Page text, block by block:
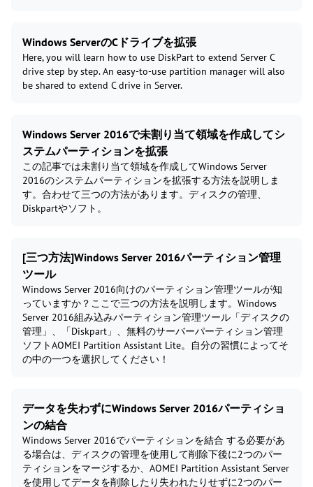
Windows ServerのCドライブを拡張
Here, you will learn how to use DiskPart to extend Server C
drive step by step. An easy-to-use partition manager will also
be shared to extend C drive in Server.
Windows Server 2016で未割り当て領域を作成してシ
ステムパーティションを拡張
この記事では未割り当て領域を作成してWindows Server
2016のシステムパーティションを拡張する方法を説明しま
す。合わせて三つの方法があります。ディスクの管理、
Diskpartやソフト。
[三つ方法]Windows Server 2016パーティション管理
ツール
Windows Server 2016向けのパーティション管理ツールが知
っていますか？ここで三つの方法を説明します。Windows
Server 2016組み込みパーティション管理ツール「ディスクの
管理」、「Diskpart」、無料のサーバーパーティション管理
ソフトAOMEI Partition Assistant Lite。自分の習慣によってそ
の中の一つを選択してください！
データを失わずにWindows Server 2016パーティショ
ンの結合
Windows Server 2016でパーティションを結合 する必要があ
る場合は、ディスクの管理を使用して削除下後に2つのパー
ティションをマージするか、AOMEI Partition Assistant Server
を使用してデータを削除したり失われたりせずに2つのパー